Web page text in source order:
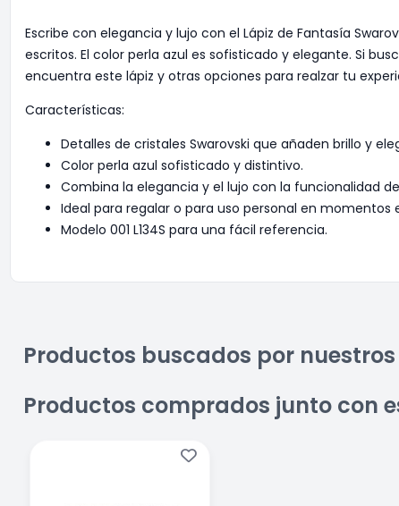
Escribe con elegancia y lujo con el Lápiz de Fantasía
escritos. El color perla azul es sofisticado y elegante. Si
encuentra este lápiz y otras opciones para realzar tu
Características:
Detalles de cristales Swarovski que añaden brillo y
Color perla azul sofisticado y distintivo.
Combina la elegancia y el lujo con la funcionalidad
Ideal para regalar o para uso personal en momentos
Modelo 001 L134S para una fácil referencia.
Productos buscados por
Productos comprados junto con